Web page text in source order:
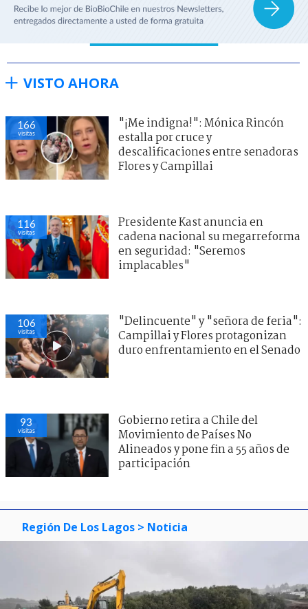
VISTO AHORA
166
visitas
"¡Me indigna!": Mónica Rincón
estalla por cruce y
descalificaciones entre senadoras
Flores y Campillai
116
visitas
Presidente Kast anuncia en
cadena nacional su megarreforma
en seguridad: "Seremos
implacables"
106
visitas
"Delincuente" y "señora de feria":
Campillai y Flores protagonizan
duro enfrentamiento en el Senado
93
visitas
Gobierno retira a Chile del
Movimiento de Países No
Alineados y pone fin a 55 años de
participación
Región De Los Lagos > Noticia